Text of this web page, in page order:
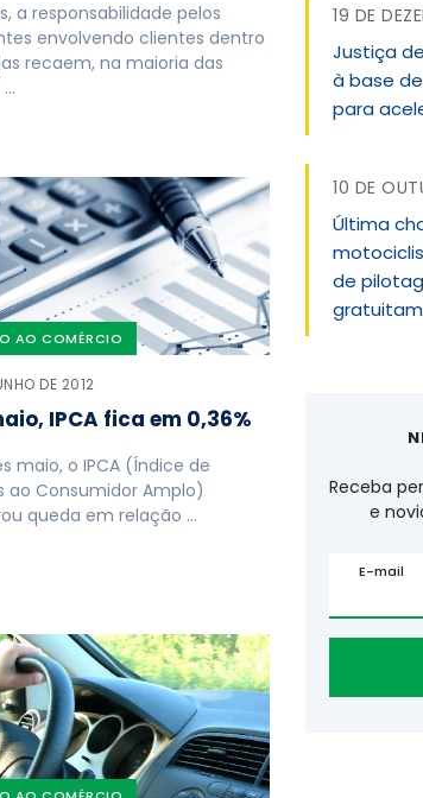
a responsabilidade pelos
envolvendo clientes dentro
recaem, na maioria das
…
AO COMÉRCIO
DE 2012
IPCA fica em 0,36%
maio, o IPCA (Índice de
ao Consumidor Amplo)
queda em relação …
19 DE
Justiça
à base
para
10 DE
Última
de
Receba
e
E-mail